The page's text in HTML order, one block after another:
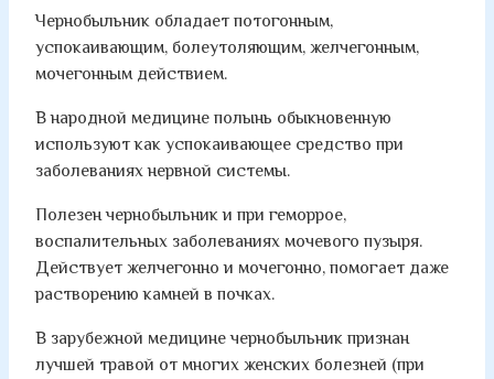
Чернобыльник обладает потогонным,
успокаивающим, болеутоляющим, желчегонным,
мочегонным действием.
В народной медицине полынь обыкновенную
используют как успокаивающее средство при
заболеваниях нервной системы.
Полезен чернобыльник и при геморрое,
воспалительных заболеваниях мочевого пузыря.
Действует желчегонно и мочегонно, помогает даже
растворению камней в почках.
В зарубежной медицине чернобыльник признан
лучшей травой от многих женских болезней (при